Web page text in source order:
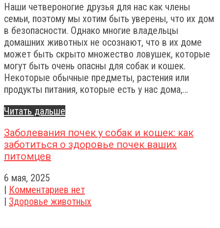
Наши четвероногие друзья для нас как члены
семьи, поэтому мы хотим быть уверены, что их дом
в безопасности. Однако многие владельцы
домашних животных не осознают, что в их доме
может быть скрыто множество ловушек, которые
могут быть очень опасны для собак и кошек.
Некоторые обычные предметы, растения или
продукты питания, которые есть у нас дома,…
Читать дальше
Заболевания почек у собак и кошек: как
заботиться о здоровье почек ваших
питомцев
6 мая, 2025
| Комментариев нет
| Здоровье животных